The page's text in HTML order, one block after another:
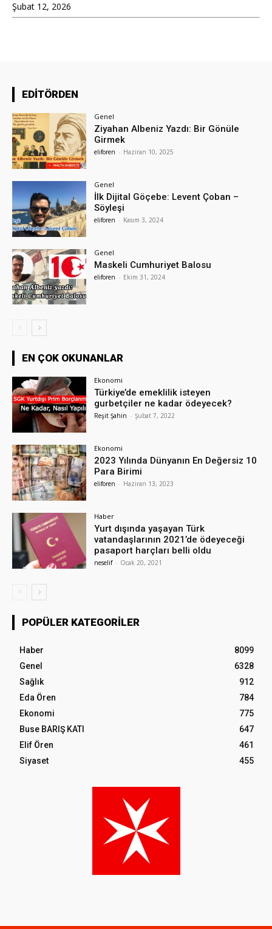
Şubat 12, 2026
EDİTÖRDEN
Genel
Ziyahan Albeniz Yazdı: Bir Gönüle
Girmek
eliforen - Haziran 10, 2025
Genel
İlk Dijital Göçebe: Levent Çoban –
Söyleşi
eliforen - Kasım 3, 2024
Genel
Maskeli Cumhuriyet Balosu
eliforen - Ekim 31, 2024
EN ÇOK OKUNANLAR
Ekonomi
Türkiye’de emeklilik isteyen
gurbetçiler ne kadar ödeyecek?
Reşit Şahin - Şubat 7, 2022
Ekonomi
2023 Yılında Dünyanın En Değersiz 10
Para Birimi
eliforen - Haziran 13, 2023
Haber
Yurt dışında yaşayan Türk
vatandaşlarının 2021’de ödeyeceği
pasaport harçları belli oldu
neselif - Ocak 20, 2021
POPÜLER KATEGORILER
Haber
8099
Genel
6328
Sağlık
912
Eda Ören
784
Ekonomi
775
Buse BARIŞ KATI
647
Elif Ören
461
Siyaset
455